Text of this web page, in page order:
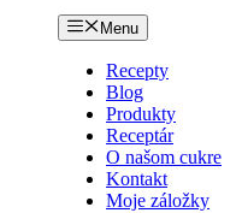
Menu
Recepty
Blog
Produkty
Receptár
O našom cukre
Kontakt
Moje záložky